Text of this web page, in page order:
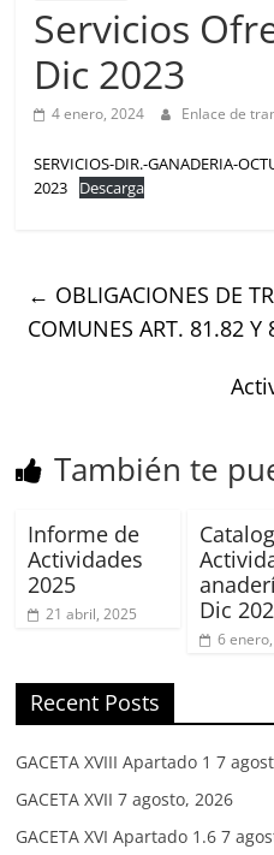
Servicios
Dic 2023
4 enero, 2024 Enlace de
SERVICIOS-DIR.-GANADERIA-
2023
Descarga
← OBLIGACIONES DE
COMUNES ART. 81.82 Y
También te
Informe de
Actividades
2025
21 abril, 2025
Dic
6
Recent Posts
GACETA XVIII Apartado 1 7
GACETA XVII 7 agosto, 2026
GACETA XVI Apartado 1.6 7